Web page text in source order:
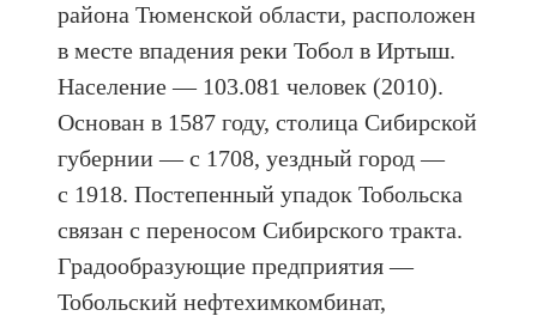
района Тюменской области, расположен
в месте впадения реки Тобол в Иртыш.
Население — 103.081 человек (2010).
Основан в 1587 году, столица Сибирской
губернии — с 1708, уездный город —
с 1918. Постепенный упадок Тобольска
связан с переносом Сибирского тракта.
Градообразующие предприятия —
Тобольский нефтехимкомбинат,